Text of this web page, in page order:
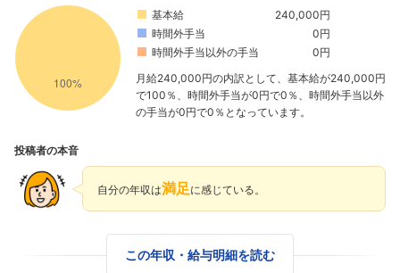
基本給
240,000円
時間外手当
0円
時間外手当以外の手当
0円
月給240,000円の内訳として、基本給が240,000円
で100％、時間外手当が0円で0％、時間外手当以外
の手当が0円で0％となっています。
投稿者の本音
自分の年収は満足に感じている。
この年収・給与明細を読む